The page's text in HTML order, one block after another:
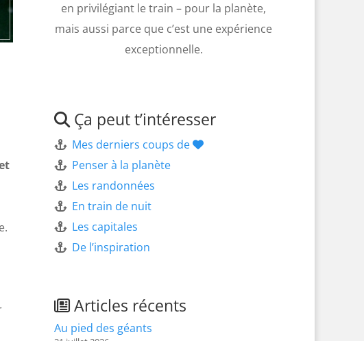
en privilégiant le train – pour la planète,
mais aussi parce que c’est une expérience
exceptionnelle.
Ça peut t’intéresser
Mes derniers coups de
Penser à la planète
Les randonnées
En train de nuit
Les capitales
De l’inspiration
Articles récents
Au pied des géants